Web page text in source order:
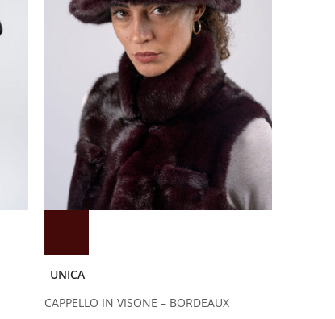
UNICA
CAPPELLO IN VISONE – BORDEAUX